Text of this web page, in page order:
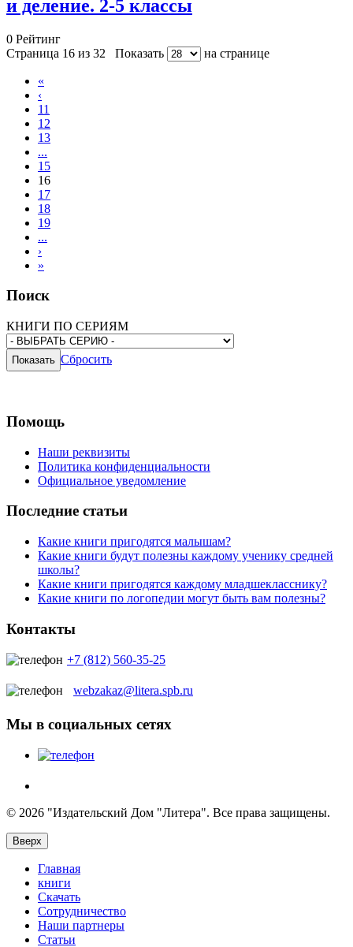
и деление. 2-5 классы
0 Рейтинг
Страница 16 из 32
Показать на странице
«
‹
11
12
13
...
15
16
17
18
19
...
›
»
Поиск
КНИГИ ПО СЕРИЯМ
Сбросить
Помощь
Наши реквизиты
Политика конфиденциальности
Официальное уведомление
Последние статьи
Какие книги пригодятся малышам?
Какие книги будут полезны каждому ученику средней
школы?
Какие книги пригодятся каждому младшекласснику?
Какие книги по логопедии могут быть вам полезны?
Контакты
+7 (812) 560-35-25
webzakaz@litera.spb.ru
Мы в социальных сетях
© 2026 "Издательский Дом "Литера". Все права защищены.
Вверх
Главная
книги
Скачать
Сотрудничество
Наши партнеры
Статьи